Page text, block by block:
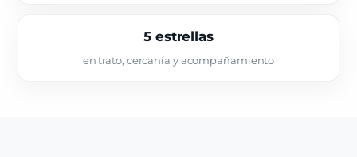
5 estrellas
en trato, cercanía y acompañamiento